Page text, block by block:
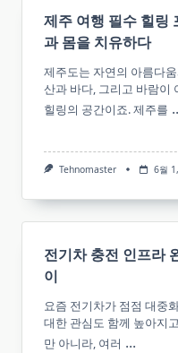
제주 여행 필수 힐링
과 몸을 치유하다
제주도는 자연의 아름다
산과 바다, 그리고 바람이
힐링의 공간이죠. 제주를
Tehnomaster 6월
전기차 충전 인프라
이
요즘 전기차가 점점 대중
대한 관심도 함께 높아지
만 아니라, 여러 ...